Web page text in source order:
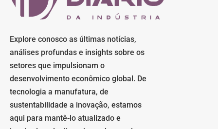
Explore conosco as últimas notícias,
análises profundas e insights sobre os
setores que impulsionam o
desenvolvimento econômico global. De
tecnologia a manufatura, de
sustentabilidade a inovação, estamos
aqui para mantê-lo atualizado e